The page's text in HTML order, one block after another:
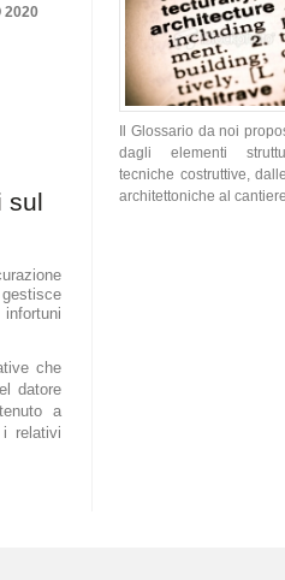
2020
sul
che
datore
a
i relativi
Il Glossario da noi
dagli elementi
tecniche costruttive,
architettoniche al